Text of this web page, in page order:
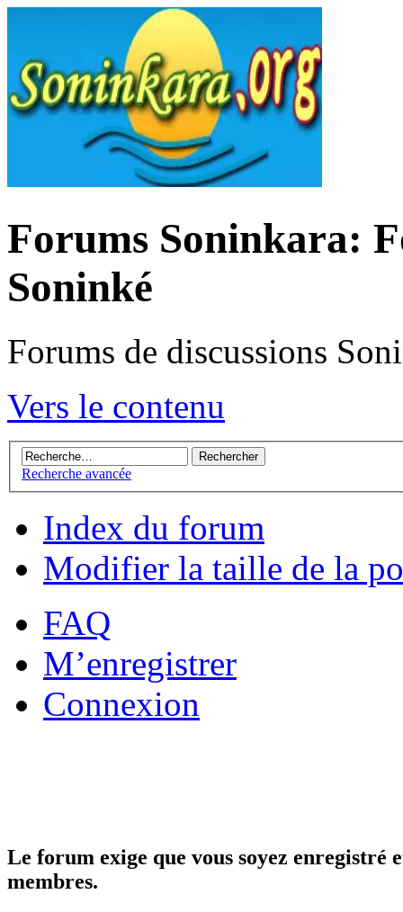
Forums Soninkara:
Soninké
Forums de discussions
Vers le contenu
Recherche avancée
Index du forum
Modifier la taille de la
FAQ
M’enregistrer
Connexion
Le forum exige que vous soyez
membres.